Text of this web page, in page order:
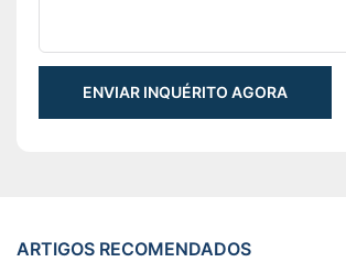
ENVIAR INQUÉRITO AGORA
ARTIGOS RECOMENDADOS